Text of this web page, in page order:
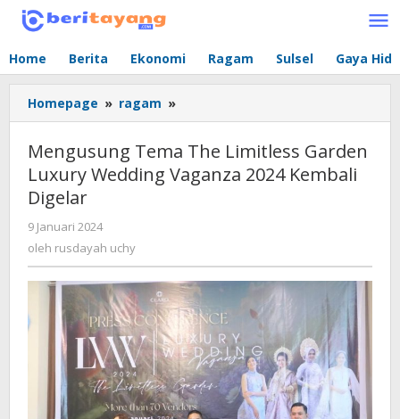
Lewati
Home Berita Ekonomi Ragam Sulsel Gaya
Homepage » ragam »
Tema
The
Limitless
Garden
Kembali
Digelar
Mengusung Tema The Limitless Garden
Luxury Wedding Vaganza 2024 Kembali
Digelar
9 Januari 2024
rusdayah
uchy
oleh rusdayah uchy